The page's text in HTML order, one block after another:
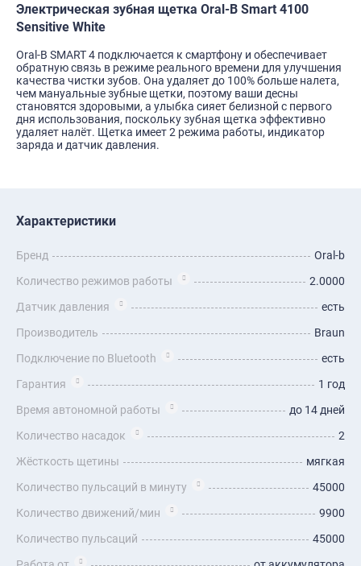
Электрическая зубная щетка Oral-B Smart 4100
Sensitive White
Oral-B SMART 4 подключается к смартфону и обеспечивает
обратную связь в режиме реального времени для улучшения
качества чистки зубов. Она удаляет до 100% больше налета,
чем мануальные зубные щетки, поэтому ваши десны
становятся здоровыми, а улыбка сияет белизной с первого
дня использования, поскольку зубная щетка эффективно
удаляет налёт. Щетка имеет 2 режима работы, индикатор
заряда и датчик давления.
Характеристики
Бренд
Oral-b
Количество режимов работы
2.0000
Датчик давления
есть
Производитель
Braun
Подключение по Bluetooth
есть
Гарантия
1 год
Время автономной работы
до 14 дней
Количество насадок
2
Жёсткость щетины
мягкая
Количество пульсаций в минуту
45000
Количество движений/мин
9900
Количество пульсаций
45000